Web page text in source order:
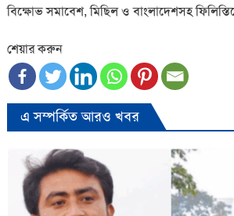
বিক্ষোভ সমাবেশ, মিছিল ও বাংলাদেশসহ
শেয়ার করুন
এ সম্পর্কিত আরও খবর